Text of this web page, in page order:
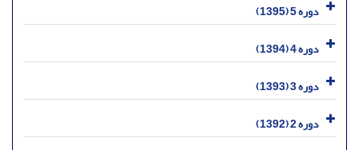
دوره 5 (1395)
دوره 4 (1394)
دوره 3 (1393)
دوره 2 (1392)